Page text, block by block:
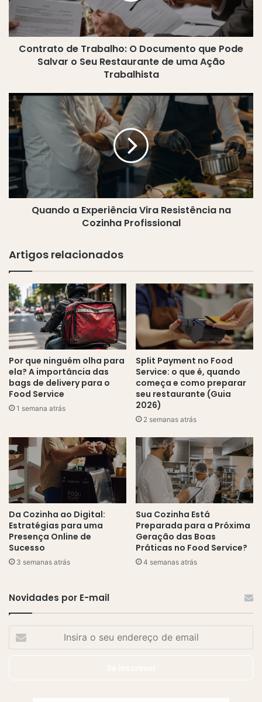
Pode
Salvar
o
Seu
Restaurante
Ação
Trabalhista
Contrato de Trabalho: O Documento que Pode
Salvar o Seu Restaurante de uma Ação
Trabalhista
Quando
a
Experiência
Vira
Resistência
na
Cozinha
Profissional
Quando a Experiência Vira Resistência na
Cozinha Profissional
Artigos relacionados
Por que ninguém olha para
ela? A importância das
bags de delivery para o
Food Service
1 semana atrás
Split Payment no Food
Service: o que é, quando
começa e como preparar
seu restaurante (Guia
2026)
2 semanas atrás
Da Cozinha ao Digital:
Estratégias para uma
Presença Online de
Sucesso
3 semanas atrás
Sua Cozinha Está
Preparada para a Próxima
Geração das Boas
Práticas no Food Service?
4 semanas atrás
Novidades por E-mail